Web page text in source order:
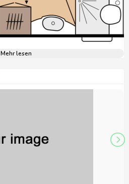
Mehr lesen